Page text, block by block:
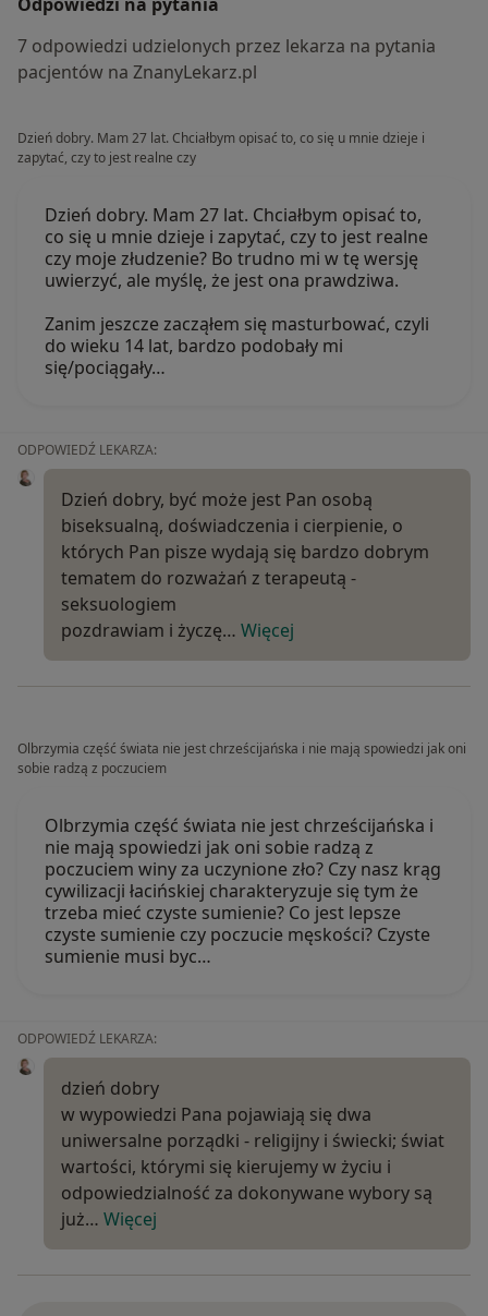
7 odpowiedzi udzielonych przez lekarza na pytania
pacjentów na ZnanyLekarz.pl
Dzień dobry. Mam 27 lat. Chciałbym opisać to, co się u mnie dzieje i
zapytać, czy to jest realne czy
Dzień dobry. Mam 27 lat. Chciałbym opisać to,
co się u mnie dzieje i zapytać, czy to jest realne
czy moje złudzenie? Bo trudno mi w tę wersję
uwierzyć, ale myślę, że jest ona prawdziwa.
Zanim jeszcze zacząłem się masturbować, czyli
do wieku 14 lat, bardzo podobały mi
się/pociągały…
ODPOWIEDŹ LEKARZA:
Dzień dobry, być może jest Pan osobą
biseksualną, doświadczenia i cierpienie, o
których Pan pisze wydają się bardzo dobrym
tematem do rozważań z terapeutą -
seksuologiem
pozdrawiam i życzę… Więcej
Olbrzymia część świata nie jest chrześcijańska i nie mają spowiedzi jak oni
sobie radzą z poczuciem
Olbrzymia część świata nie jest chrześcijańska i
nie mają spowiedzi jak oni sobie radzą z
poczuciem winy za uczynione zło? Czy nasz krąg
cywilizacji łacińskiej charakteryzuje się tym że
trzeba mieć czyste sumienie? Co jest lepsze
czyste sumienie czy poczucie męskości? Czyste
sumienie musi byc…
ODPOWIEDŹ LEKARZA:
dzień dobry
w wypowiedzi Pana pojawiają się dwa
uniwersalne porządki - religijny i świecki; świat
wartości, którymi się kierujemy w życiu i
odpowiedzialność za dokonywane wybory są
już… Więcej